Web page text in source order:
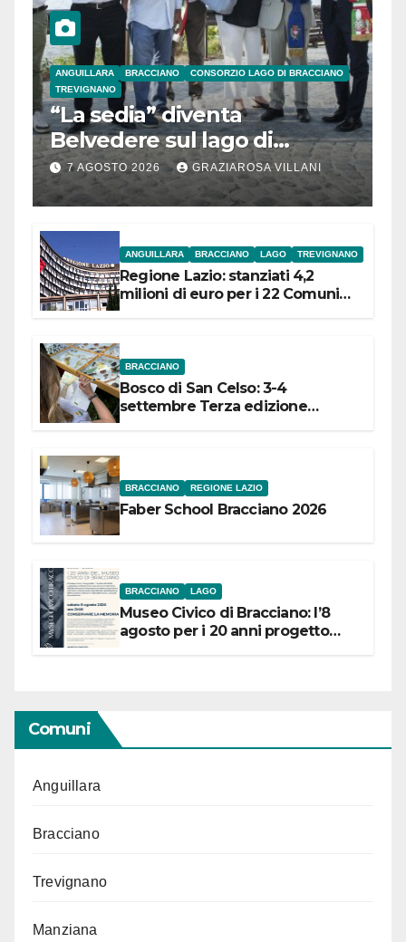
ANGUILLARA BRACCIANO
CONSORZIO LAGO DI BRACCIANO
TREVIGNANO
“La sedia” diventa
Belvedere sul lago di
Bracciano: ieri
l’inaugurazione
7 AGOSTO 2026 GRAZIAROSA VILLANI
ANGUILLARA BRACCIANO LAGO TREVIGNANO
Regione Lazio: stanziati 4,2
milioni di euro per i 22 Comuni
BRACCIANO
Bosco di San Celso: 3-4
settembre Terza edizione
BRACCIANO REGIONE LAZIO
Faber School Bracciano 2026
BRACCIANO LAGO
Museo Civico di Bracciano: l’8
agosto per i 20 anni progetto
Comuni
Anguillara
Bracciano
Trevignano
Manziana